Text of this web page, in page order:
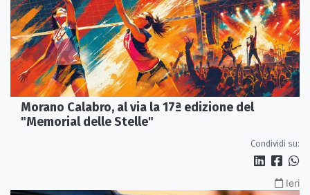
Morano Calabro, al via la 17ª edizione del
"Memorial delle Stelle"
Condividi su:
Ieri